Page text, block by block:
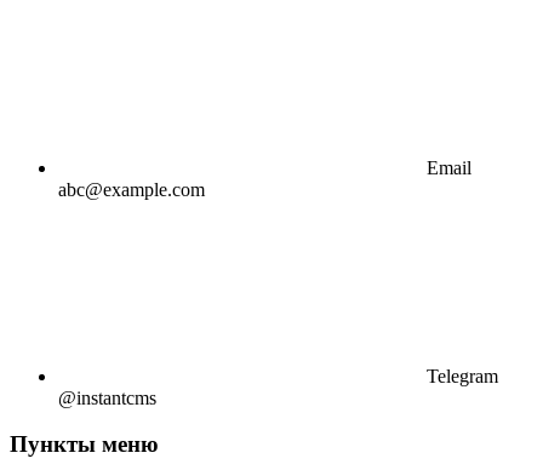
Email
abc@example.com
Telegram
@instantcms
Пункты меню